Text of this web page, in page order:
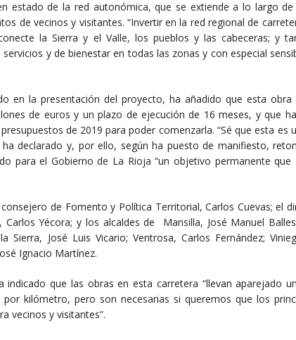
estado de la red autonómica, que se extiende a lo largo de
de vecinos y visitantes. “Invertir en la red regional de
la Sierra y el Valle, los pueblos y las cabeceras; y
y de bienestar en todas las zonas y con especial
en la presentación del proyecto, ha añadido que esta obra
de euros y un plazo de ejecución de 16 meses, y que
de 2019 para poder comenzarla. “Sé que esta es
ha declarado y, por ello, según ha puesto de manifiesto,
para el Gobierno de La Rioja “un objetivo permanente que
de Fomento y Política Territorial, Carlos Cuevas; el
Yécora; y los alcaldes de Mansilla, José Manuel
Sierra, José Luis Vicario; Ventrosa, Carlos Fernández;
Ignacio Martínez.
indicado que las obras en esta carretera “llevan aparejado
kilómetro, pero son necesarias si queremos que los
vecinos y visitantes”.